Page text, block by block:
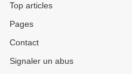
Top articles
Pages
Contact
Signaler un abus